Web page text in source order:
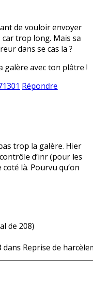
de vouloir envoyer
trop long. Mais sa
dans se cas la ?
galère avec ton plâtre !
Répondre
trop la galère. Hier
d’inr (pour les
là. Pourvu qu’on
de 208)
Reprise de